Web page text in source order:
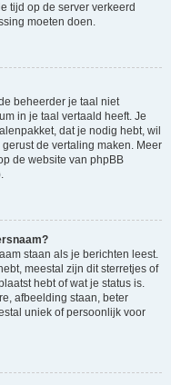
tijd op de server verkeerd
moeten doen.
beheerder je taal niet
in je taal vertaald heeft. Je
dat je nodig hebt, wil
de vertaling maken. Meer
de website van phpBB
staan als je berichten leest.
meestal zijn dit sterretjes of
hebt of wat je status is.
afbeelding staan, beter
uniek of persoonlijk voor